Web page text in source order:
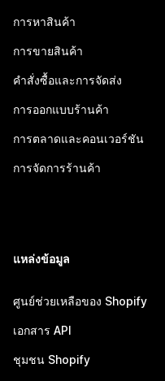
การหาสินค้า
การขายสินค้า
คำสั่งซื้อและการจัดส่ง
การออกแบบร้านค้า
การตลาดและคอนเวอร์ชัน
การจัดการร้านค้า
แหล่งข้อมูล
ศูนย์ช่วยเหลือของ Shopify
เอกสาร API
ชุมชน Shopify